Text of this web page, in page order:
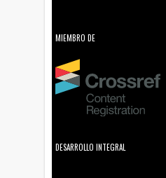
MIEMBRO DE
DESARROLLO INTEGRAL